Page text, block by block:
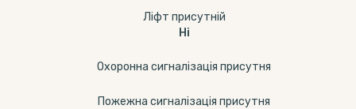
Ліфт присутній
Ні
Охоронна сигналізація присутня
Пожежна сигналізація присутня